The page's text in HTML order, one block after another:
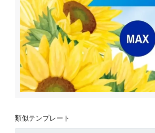
類似テンプレート